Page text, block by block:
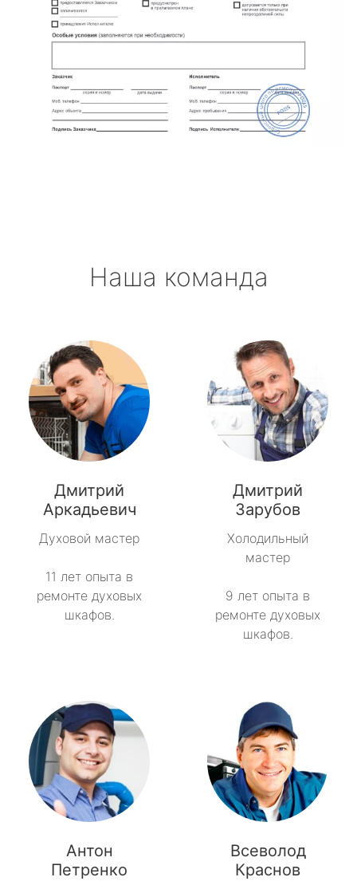
Наша команда
Дмитрий
Аркадьевич
Духовой мастер
11 лет опыта в
ремонте духовых
шкафов.
Дмитрий
Зарубов
Холодильный
мастер
9 лет опыта в
ремонте духовых
шкафов.
Антон
Петренко
Всеволод
Краснов